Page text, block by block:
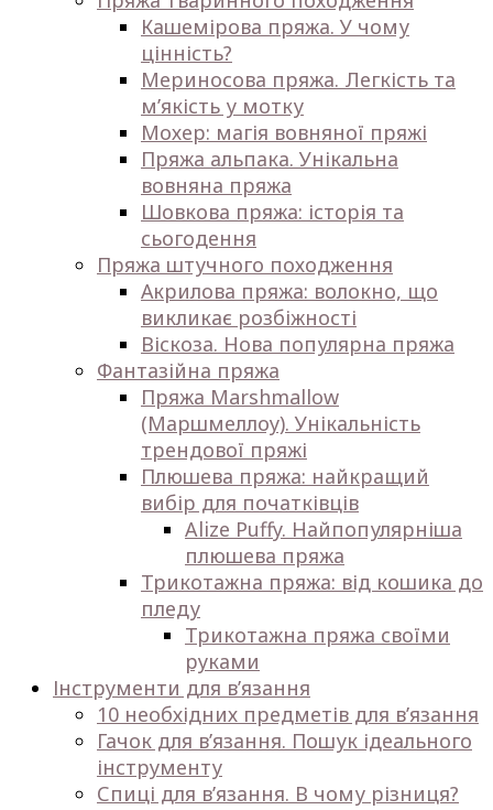
Кашемірова пряжа. У чому
цінність?
Мериносова пряжа. Легкість та
м’якість у мотку
Мохер: магія вовняної пряжі
Пряжа альпака. Унікальна
вовняна пряжа
Шовкова пряжа: історія та
сьогодення
Пряжа штучного походження
Акрилова пряжа: волокно, що
викликає розбіжності
Віскоза. Нова популярна пряжа
Фантазійна пряжа
Пряжа Marshmallow
(Маршмеллоу). Унікальність
трендової пряжі
Плюшева пряжа: найкращий
вибір для початківців
Alize Puffy. Найпопулярніша
плюшева пряжа
Трикотажна пряжа: від кошика до
пледу
Трикотажна пряжа своїми
руками
Інструменти для в’язання
10 необхідних предметів для в’язання
Гачок для в’язання. Пошук ідеального
інструменту
Спиці для в’язання. В чому різниця?